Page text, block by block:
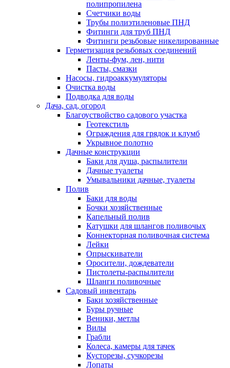
полипропилена
Счетчики воды
Трубы полиэтиленовые ПНД
Фитинги для труб ПНД
Фитинги резьбовые никелированные
Герметизация резьбовых соединений
Ленты-фум, лен, нити
Пасты, смазки
Насосы, гидроаккумуляторы
Очистка воды
Подводка для воды
Дача, сад, огород
Благоуствойство садового участка
Геотекстиль
Ограждения для грядок и клумб
Укрывное полотно
Дачные конструкции
Баки для душа, распылители
Дачные туалеты
Умывальники дачные, туалеты
Полив
Баки для воды
Бочки хозяйственные
Капельный полив
Катушки для шлангов поливочых
Коннекторная поливочная система
Лейки
Опрыскиватели
Оросители, дождеватели
Пистолеты-распылители
Шланги поливочные
Садовый инвентарь
Баки хозяйственные
Буры ручные
Веники, метлы
Вилы
Грабли
Колеса, камеры для тачек
Кусторезы, сучкорезы
Лопаты